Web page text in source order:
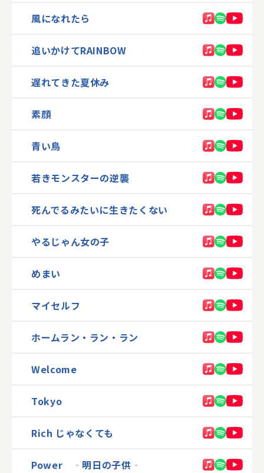
風になれたら
追いかけてRAINBOW
遅れてきた夏休み
素顔
青い鳥
若きモンスターの逆襲
死んでるみたいに生きたくない
やるじゃん女の子
めまい
マイセルフ
ホームラン・ラン・ラン
Welcome
Tokyo
Rich じゃなくても
Power ‐明日の子供‐